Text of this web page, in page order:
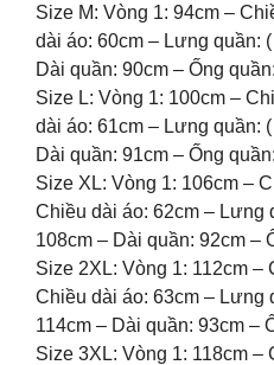
Size M: Vòng 1: 94cm –
dài áo: 60cm – Lưng quần:
Dài quần: 90cm – Ống
Size L: Vòng 1: 100cm –
dài áo: 61cm – Lưng quần:
Dài quần: 91cm – Ống
Size XL: Vòng 1: 106cm –
Chiều dài áo: 62cm – Lưng
108cm – Dài quần: 92cm –
Size 2XL: Vòng 1: 112cm –
Chiều dài áo: 63cm – Lưng
114cm – Dài quần: 93cm –
Size 3XL: Vòng 1: 118cm –